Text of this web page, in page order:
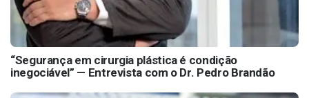
“Segurança em cirurgia plástica é condição
inegociável” — Entrevista com o Dr. Pedro Brandão